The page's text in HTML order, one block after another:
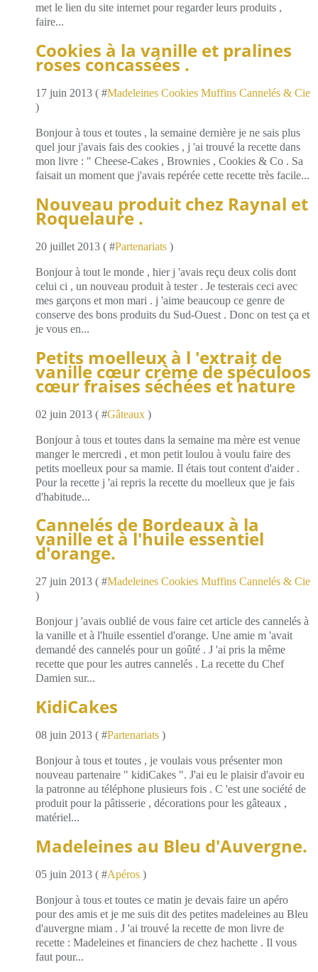
met le lien du site internet pour regarder leurs produits ,
faire...
Cookies à la vanille et pralines
roses concassées .
17 juin 2013 ( #Madeleines Cookies Muffins Cannelés & Cie
)
Bonjour à tous et toutes , la semaine dernière je ne sais plus
quel jour j'avais fais des cookies , j 'ai trouvé la recette dans
mon livre : " Cheese-Cakes , Brownies , Cookies & Co . Sa
faisait un moment que j'avais repérée cette recette très facile...
Nouveau produit chez Raynal et
Roquelaure .
20 juillet 2013 ( #Partenariats )
Bonjour à tout le monde , hier j 'avais reçu deux colis dont
celui ci , un nouveau produit à tester . Je testerais ceci avec
mes garçons et mon mari . j 'aime beaucoup ce genre de
conserve des bons produits du Sud-Ouest . Donc on test ça et
je vous en...
Petits moelleux à l 'extrait de
vanille cœur crème de spéculoos
cœur fraises séchées et nature
02 juin 2013 ( #Gâteaux )
Bonjour à tous et toutes dans la semaine ma mère est venue
manger le mercredi , et mon petit loulou à voulu faire des
petits moelleux pour sa mamie. Il étais tout content d'aider .
Pour la recette j 'ai repris la recette du moelleux que je fais
d'habitude...
Cannelés de Bordeaux à la
vanille et à l'huile essentiel
d'orange.
27 juin 2013 ( #Madeleines Cookies Muffins Cannelés & Cie
)
Bonjour j 'avais oublié de vous faire cet article des cannelés à
la vanille et à l'huile essentiel d'orange. Une amie m 'avait
demandé des cannelés pour un goûté . J 'ai pris la même
recette que pour les autres cannelés . La recette du Chef
Damien sur...
KidiCakes
08 juin 2013 ( #Partenariats )
Bonjour à tous et toutes , je voulais vous présenter mon
nouveau partenaire " kidiCakes ". J'ai eu le plaisir d'avoir eu
la patronne au téléphone plusieurs fois . C 'est une société de
produit pour la pâtisserie , décorations pour les gâteaux ,
matériel...
Madeleines au Bleu d'Auvergne.
05 juin 2013 ( #Apéros )
Bonjour à tous et toutes ce matin je devais faire un apéro
pour des amis et je me suis dit des petites madeleines au Bleu
d'auvergne miam . J 'ai trouvé la recette de mon livre de
recette : Madeleines et financiers de chez hachette . Il vous
faut pour...